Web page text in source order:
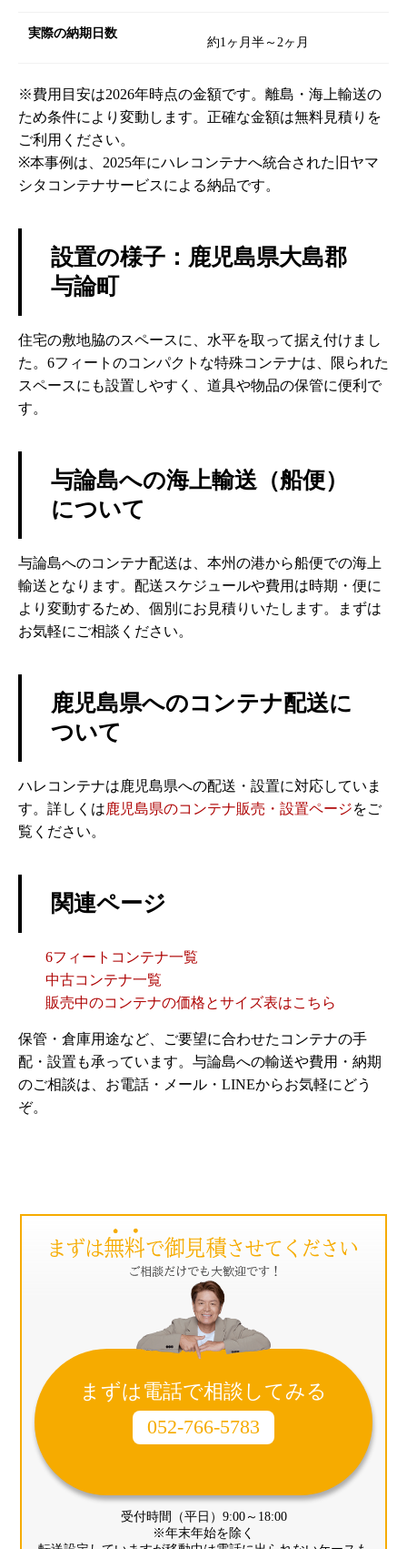
実際の納期日数
約1ヶ月半～2ヶ月
※費用目安は2026年時点の金額です。離島・海上輸送の
ため条件により変動します。正確な金額は無料見積りを
ご利用ください。
※本事例は、2025年にハレコンテナへ統合された旧ヤマ
シタコンテナサービスによる納品です。
設置の様子：鹿児島県大島郡
与論町
住宅の敷地脇のスペースに、水平を取って据え付けまし
た。6フィートのコンパクトな特殊コンテナは、限られた
スペースにも設置しやすく、道具や物品の保管に便利で
す。
与論島への海上輸送（船便）
について
与論島へのコンテナ配送は、本州の港から船便での海上
輸送となります。配送スケジュールや費用は時期・便に
より変動するため、個別にお見積りいたします。まずは
お気軽にご相談ください。
鹿児島県へのコンテナ配送に
ついて
ハレコンテナは鹿児島県への配送・設置に対応していま
す。詳しくは鹿児島県のコンテナ販売・設置ページをご
覧ください。
関連ページ
6フィートコンテナ一覧
中古コンテナ一覧
販売中のコンテナの価格とサイズ表はこちら
保管・倉庫用途など、ご要望に合わせたコンテナの手
配・設置も承っています。与論島への輸送や費用・納期
のご相談は、お電話・メール・LINEからお気軽にどう
ぞ。
まずは電話で相談してみる
052-766-5783
受付時間（平日）9:00～18:00
※年末年始を除く